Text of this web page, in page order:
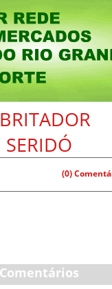
(0)
Comentários